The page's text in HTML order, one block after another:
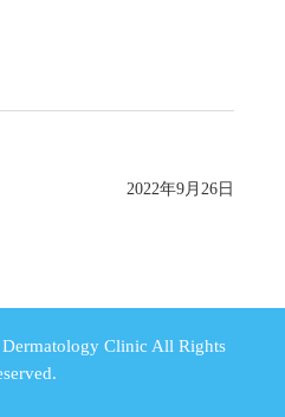
2022年9月26日
Clinic All Rights